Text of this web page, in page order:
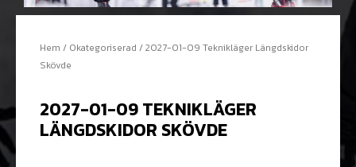
Hem / Okategoriserad / 2027-01-09 Teknikläger Längdskidor
Skövde
2027-01-09 TEKNIKLÄGER
LÄNGDSKIDOR SKÖVDE